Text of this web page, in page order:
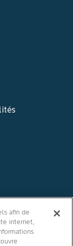
afin de
internet,